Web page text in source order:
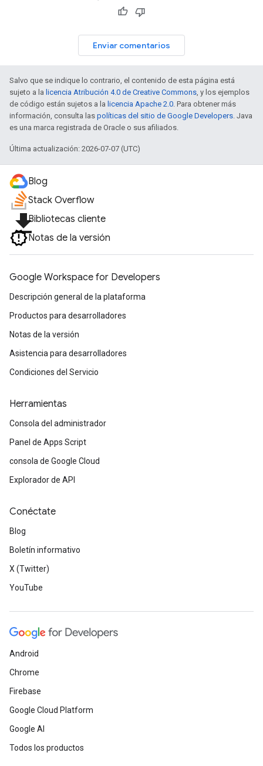
Enviar comentarios
Salvo que se indique lo contrario, el contenido de esta página está
sujeto a la licencia Atribución 4.0 de Creative Commons, y los ejemplos
de código están sujetos a la licencia Apache 2.0. Para obtener más
información, consulta las políticas del sitio de Google Developers. Java
es una marca registrada de Oracle o sus afiliados.
Última actualización: 2026-07-07 (UTC)
Blog
Stack Overflow
file_downloadBibliotecas cliente
Notas de la versión
Google Workspace for Developers
Descripción general de la plataforma
Productos para desarrolladores
Notas de la versión
Asistencia para desarrolladores
Condiciones del Servicio
Herramientas
Consola del administrador
Panel de Apps Script
consola de Google Cloud
Explorador de API
Conéctate
Blog
Boletín informativo
X (Twitter)
YouTube
Android
Chrome
Firebase
Google Cloud Platform
Google AI
Todos los productos